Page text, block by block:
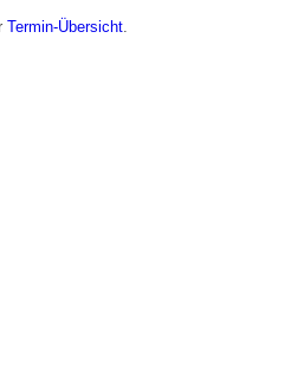
Termin-Übersicht.